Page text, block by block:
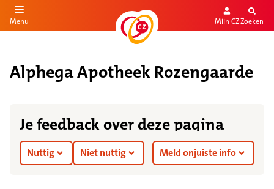
de inhoud
Menu Mijn CZZoeken
Alphega Apotheek Rozengaarde
Je feedback over deze pagina
Nuttig Niet nuttig Meld onjuiste info